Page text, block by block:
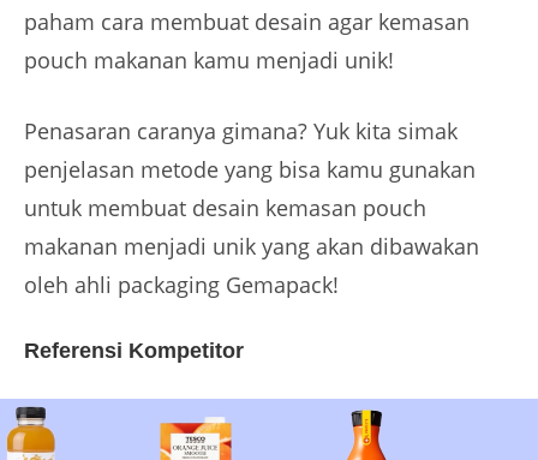
paham cara membuat desain agar kemasan
pouch makanan kamu menjadi unik!
Penasaran caranya gimana? Yuk kita simak
penjelasan metode yang bisa kamu gunakan
untuk membuat desain kemasan pouch
makanan menjadi unik yang akan dibawakan
oleh ahli packaging Gemapack!
Referensi Kompetitor